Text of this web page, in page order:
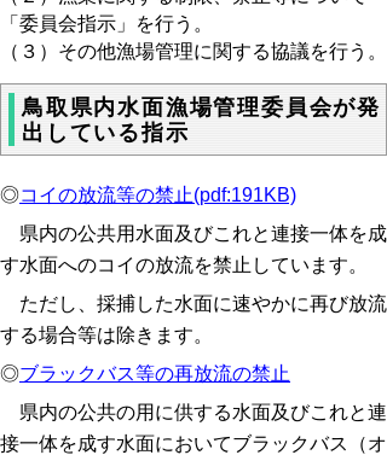
「委員会指示」を行う。
（３）その他漁場管理に関する協議を行う。
鳥取県内水面漁場管理委員会が発
出している指示
◎コイの放流等の禁止(pdf:191KB)
県内の公共用水面及びこれと連接一体を成
す水面へのコイの放流を禁止しています。
ただし、採捕した水面に速やかに再び放流
する場合等は除きます。
◎ブラックバス等の再放流の禁止
県内の公共の用に供する水面及びこれと連
接一体を成す水面においてブラックバス（オ